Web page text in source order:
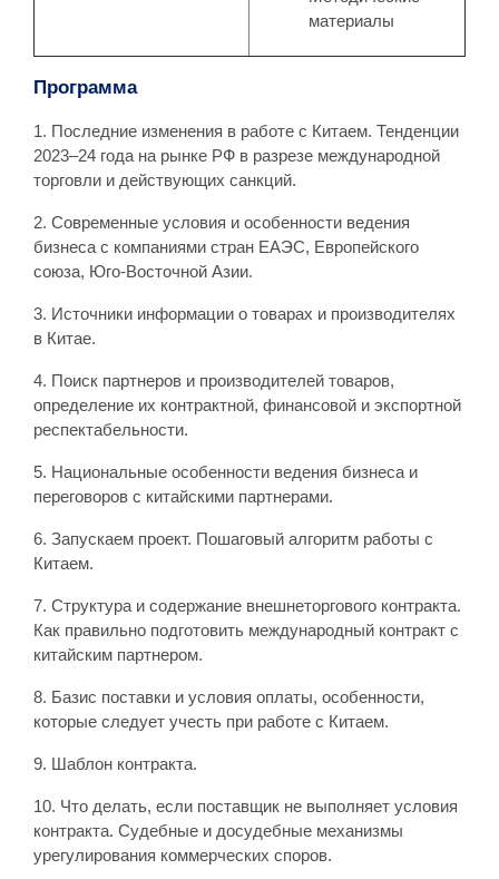
материалы
Программа
1. Последние изменения в работе с Китаем. Тенденции
2023–24 года на рынке РФ в разрезе международной
торговли и действующих санкций.
2. Современные условия и особенности ведения
бизнеса с компаниями стран ЕАЭС, Европейского
союза, Юго-Восточной Азии.
3. Источники информации о товарах и производителях
в Китае.
4. Поиск партнеров и производителей товаров,
определение их контрактной, финансовой и экспортной
респектабельности.
5. Национальные особенности ведения бизнеса и
переговоров с китайскими партнерами.
6. Запускаем проект. Пошаговый алгоритм работы с
Китаем.
7. Структура и содержание внешнеторгового контракта.
Как правильно подготовить международный контракт с
китайским партнером.
8. Базис поставки и условия оплаты, особенности,
которые следует учесть при работе с Китаем.
9. Шаблон контракта.
10. Что делать, если поставщик не выполняет условия
контракта. Судебные и досудебные механизмы
урегулирования коммерческих споров.